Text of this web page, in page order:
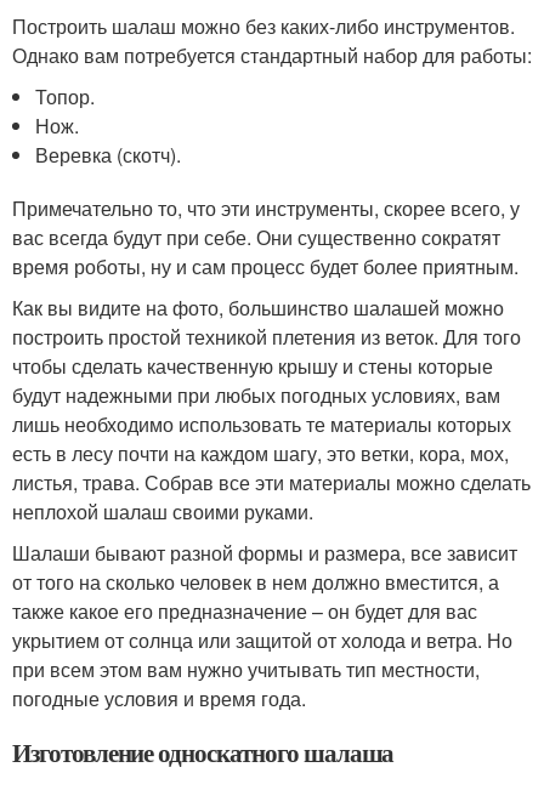
Построить шалаш можно без каких-либо инструментов.
Однако вам потребуется стандартный набор для работы:
Топор.
Нож.
Веревка (скотч).
Примечательно то, что эти инструменты, скорее всего, у
вас всегда будут при себе. Они существенно сократят
время роботы, ну и сам процесс будет более приятным.
Как вы видите на фото, большинство шалашей можно
построить простой техникой плетения из веток. Для того
чтобы сделать качественную крышу и стены которые
будут надежными при любых погодных условиях, вам
лишь необходимо использовать те материалы которых
есть в лесу почти на каждом шагу, это ветки, кора, мох,
листья, трава. Собрав все эти материалы можно сделать
неплохой шалаш своими руками.
Шалаши бывают разной формы и размера, все зависит
от того на сколько человек в нем должно вместится, а
также какое его предназначение – он будет для вас
укрытием от солнца или защитой от холода и ветра. Но
при всем этом вам нужно учитывать тип местности,
погодные условия и время года.
Изготовление односкатного шалаша